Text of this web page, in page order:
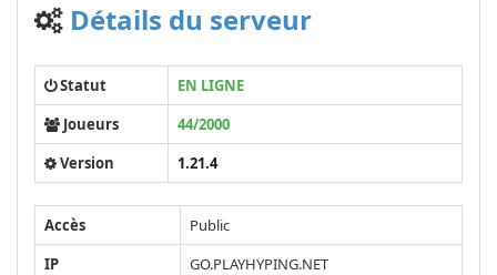
Détails du serveur
Statut
EN LIGNE
Joueurs
44/2000
Version
1.21.4
Accès
Public
IP
GO.PLAYHYPING.NET